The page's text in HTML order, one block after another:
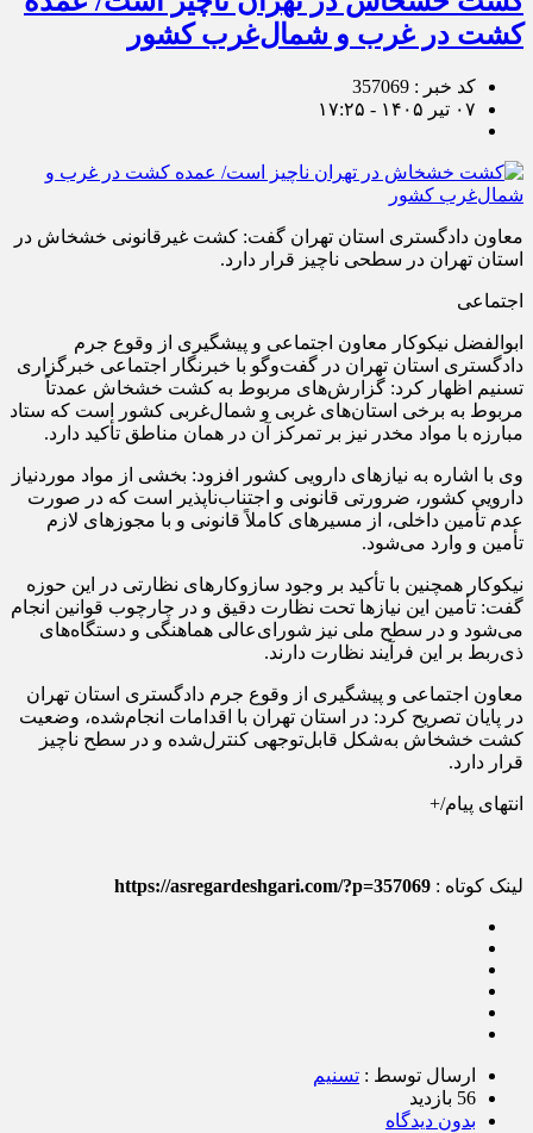
کشت در غرب و شمال‌غرب کشور
کد خبر : 357069
۰۷ تیر ۱۴۰۵ - ۱۷:۲۵
معاون دادگستری استان تهران گفت: کشت غیرقانونی خشخاش در
استان تهران در سطحی ناچیز قرار دارد.
اجتماعی
ابوالفضل نیکوکار معاون اجتماعی و پیشگیری از وقوع جرم
دادگستری استان تهران در گفت‌وگو با خبرنگار اجتماعی خبرگزاری
تسنیم اظهار کرد: گزارش‌های مربوط به کشت خشخاش عمدتاً
مربوط به برخی استان‌های غربی و شمال‌غربی کشور است که ستاد
مبارزه با مواد مخدر نیز بر تمرکز آن در همان مناطق تأکید دارد.
وی با اشاره به نیازهای دارویی کشور افزود: بخشی از مواد موردنیاز
دارویی کشور، ضرورتی قانونی و اجتناب‌ناپذیر است که در صورت
عدم تأمین داخلی، از مسیرهای کاملاً قانونی و با مجوزهای لازم
تأمین و وارد می‌شود.
نیکوکار همچنین با تأکید بر وجود سازوکارهای نظارتی در این حوزه
گفت: تأمین این نیازها تحت نظارت دقیق و در چارچوب قوانین انجام
می‌شود و در سطح ملی نیز شورای‌عالی هماهنگی و دستگاه‌های
ذی‌ربط بر این فرآیند نظارت دارند.
معاون اجتماعی و پیشگیری از وقوع جرم دادگستری استان تهران
در پایان تصریح کرد: در استان تهران با اقدامات انجام‌شده، وضعیت
کشت خشخاش به‌شکل قابل‌توجهی کنترل‌شده و در سطح ناچیز
قرار دارد.
انتهای پیام/+
لینک کوتاه : https://asregardeshgari.com/?p=357069
ارسال توسط : تسنیم
56 بازدید
بدون دیدگاه